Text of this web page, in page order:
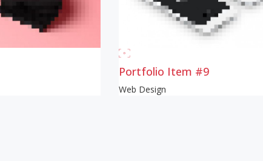
Portfolio Item #9
Web Design